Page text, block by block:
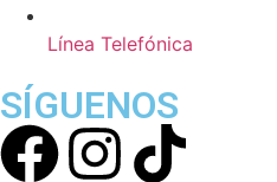
Línea Telefónica
SÍGUENOS